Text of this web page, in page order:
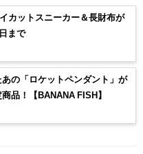
カットスニーカー＆長財布が
まで
の「ロケットペンダント」が
品！【BANANA FISH】